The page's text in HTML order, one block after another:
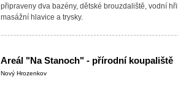
připraveny dva bazény, dětské brouzdaliště, vodní
masážní hlavice a trysky.
Areál "Na Stanoch" - přírodní koupaliště
Nový Hrozenkov